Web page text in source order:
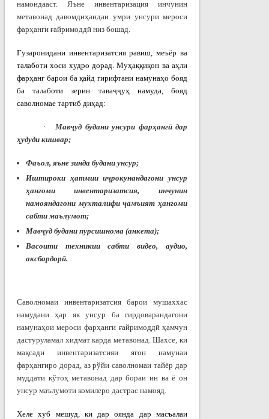
намондааст. Яъне инвентаризация инчунин
метавонад давомдиҳандаи умри унсуримероси
фарҳанги ғайримоддӣниз бошад.
Гузаронидани инвентаризатсия равиш, меъёр ва
талаботи хоси худро дорад. Муҳаққиқон ва аҳли
фарҳанг барои ба қайд гирифтани намунаҳо бояд
ба талаботи зерин таваҷҷуҳ намуда, бояд
саволномае тартиб диҳад:
· Мавҷуд будани унсури фарҳангӣдар
ҳудуди кишвар;
Фаъол, яъне зинда будани унсур;
Иштироки ҳатмии иҷрокунандагони унсур
ҳангоми инвентаризатсия, инчунин
намояндагони мухталифиҷамъиятҳангоми
сабти маълумот;
Мавҷуд будани пурсишнома (анкета);
Васоити техникии сабти видео, аудио,
аксбардорӣ.
Саволномаи инвентаризатсия барои мушаххас
намудани ҳар як унсур ба гирдоварандагони
намунаҳои мероси фарҳанги ғайримоддӣ ҳамчун
дастуруламал хидмат карда метавонад. Шахсе, ки
мақсади инвентаризатсияи ягон намунаи
фарҳангиро дорад, аз рўйи саволномаи тайёр дар
муддати кўтоҳ метавонад дар бораи ин ва ё он
унсур маълумоти комилеро дастрас намояд.
Хеле хуб мешуд, ки дар оянда дар масъалаи